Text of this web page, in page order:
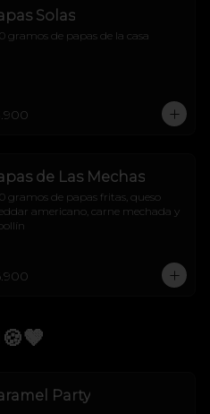
Solas
gramos de papas de la casa
de Las Mechas
gramos de papas fritas, queso
americano, carne mechada y
🍪🤎
Party